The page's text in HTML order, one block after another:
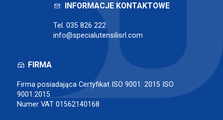
INFORMACJE KONTAKTOWE
Tel.035 826 222
info@specialutensilisrl.com
FIRMA
Firma posiadająca Certyfikat ISO 9001: 2015 ISO
9001:2015
Numer VAT 01562140168